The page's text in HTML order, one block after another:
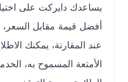
يساعدك دايركت على اختيار
أفضل قيمة مقابل السعر،
عند المقارنة، يمكنك الاطلاع
الأمتعة المسموح به، الخدمات